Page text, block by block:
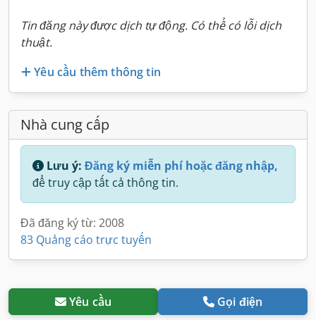
Tin đăng này được dịch tự động. Có thể có lỗi dịch
thuật.
Yêu cầu thêm thông tin
Nhà cung cấp
Lưu ý: Đăng ký miễn phí hoặc đăng nhập,
để truy cập tất cả thông tin.
Đã đăng ký từ: 2008
83 Quảng cáo trực tuyến
Yêu cầu Gọi điện